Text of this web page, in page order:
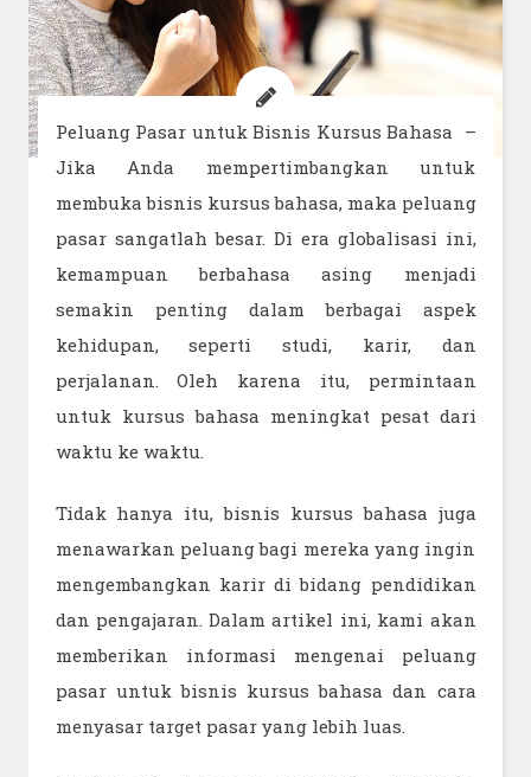
Peluang Pasar untuk Bisnis Kursus Bahasa –
Jika Anda mempertimbangkan untuk
membuka bisnis kursus bahasa, maka peluang
pasar sangatlah besar. Di era globalisasi ini,
kemampuan berbahasa asing menjadi
semakin penting dalam berbagai aspek
kehidupan, seperti studi, karir, dan
perjalanan. Oleh karena itu, permintaan
untuk kursus bahasa meningkat pesat dari
waktu ke waktu.
Tidak hanya itu, bisnis kursus bahasa juga
menawarkan peluang bagi mereka yang ingin
mengembangkan karir di bidang pendidikan
dan pengajaran. Dalam artikel ini, kami akan
memberikan informasi mengenai peluang
pasar untuk bisnis kursus bahasa dan cara
menyasar target pasar yang lebih luas.